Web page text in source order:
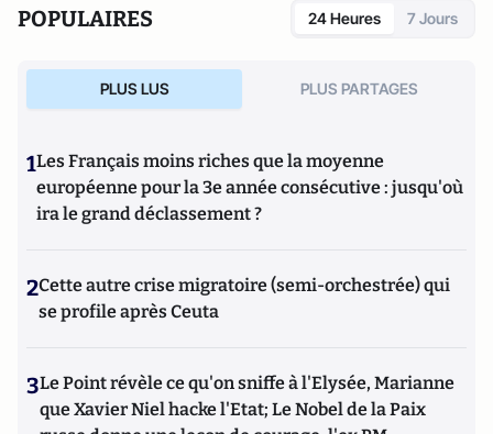
POPULAIRES 24 Heures 7 Jours
PLUS LUS PLUS PARTAGES
1Les Français moins riches que la moyenne
européenne pour la 3e année consécutive : jusqu'où
ira le grand déclassement ?
2Cette autre crise migratoire (semi-orchestrée) qui
se profile après Ceuta
3Le Point révèle ce qu'on sniffe à l'Elysée, Marianne
que Xavier Niel hacke l'Etat; Le Nobel de la Paix